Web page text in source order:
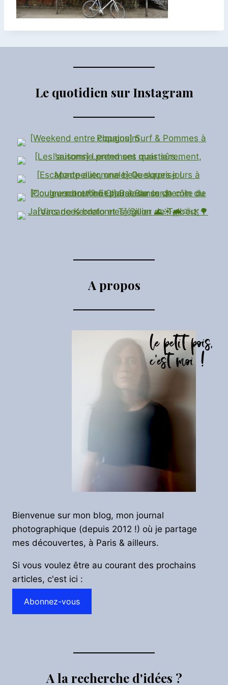
Le quotidien sur Instagram
A propos
Bienvenue sur mon blog, mon journal
photographique (depuis 2012 !) où je partage
mes découvertes, à Paris & ailleurs.
Si vous voulez être au courant des prochains
articles, c'est ici :
Abonnez-vous
A la recherche d'idées ?